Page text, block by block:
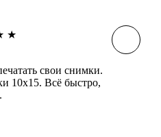
★
свои снимки.
10х15. Всё быстро,